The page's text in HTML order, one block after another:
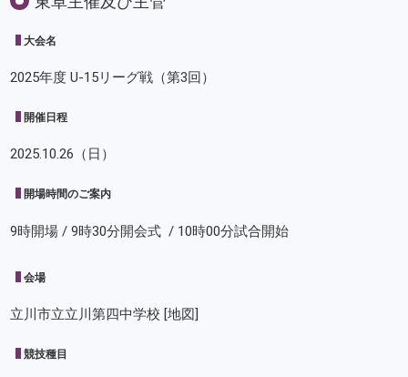
大会名
2025年度 U-15リーグ戦（第3回）
開催日程
2025.10.26（日）
開場時間のご案内
9時開場 / 9時30分開会式 / 10時00分試合開始
会場
立川市立立川第四中学校 [地図]
競技種目